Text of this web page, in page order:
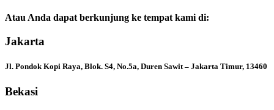
Atau Anda dapat berkunjung ke tempat kami di:
Jakarta
Jl. Pondok Kopi Raya, Blok. S4, No.5a, Duren Sawit – Jakarta Timur, 13460
Bekasi